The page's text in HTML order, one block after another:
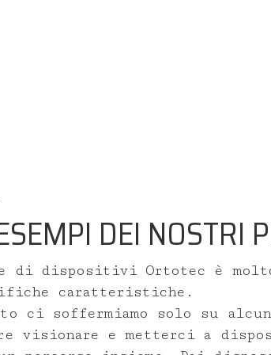
DEI NOSTRI
di dispositivi Ortotec è
caratteristiche.
ci soffermiamo solo su
visionare e metterci a